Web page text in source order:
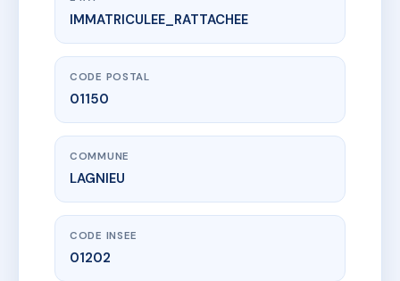
www.vme.plus/AD7932247
MEDICIS
9 r de l'industrie
IMMATRICULEE_RATTACHEE
CODE POSTAL
01150
COMMUNE
LAGNIEU
CODE INSEE
01202